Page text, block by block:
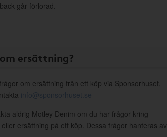
går förlorad.
ersättning?
om ersättning från ett köp via Sponsorhuset,
info@sponsorhuset.se
aldrig Motley Denim om du har frågor kring
ersättning på ett köp. Dessa frågor hanteras av